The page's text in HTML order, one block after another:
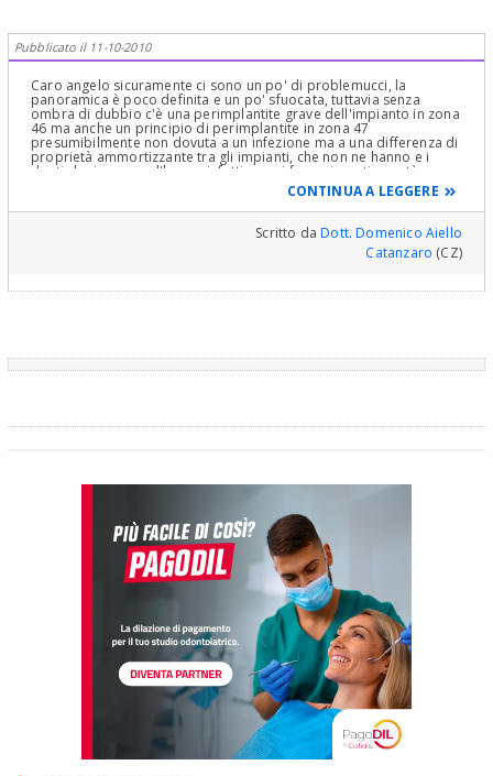
eseguita la riabilitazione: in bocca pochi trattamenti sono per
sempre... Luca.
Pubblicato il 11-10-2010
Caro angelo sicuramente ci sono un po' di problemucci, la
panoramica è poco definita e un po' sfuocata, tuttavia senza
ombra di dubbio c'è una perimplantite grave dell'impianto in zona
46 ma anche un principio di perimplantite in zona 47
presumibilmente non dovuta a un infezione ma a una differenza di
proprietà ammortizzante tra gli impianti, che non ne hanno e i
denti che invece ce l'hanno infatti non si fanno i ponti a metà su
impianti e metà su denti naturali. invece per quanto riguarda l'altra
emiarcata si nota una zona di riassorbimento in zona 34-35 e 36
(dove sembra che sia stata salvata una radice del molare su cui
poggia il ponte) sicuramente da ritrattare il 34 e fare
un'apicectomia del 35 e 36 al fine di salvare il ponte sopra. infine
sembra ci sia anche una zona di ispessimento osseo da
CONTINUA A LEGGERE
Scritto daDott. Domenico Aiello
Catanzaro (CZ)